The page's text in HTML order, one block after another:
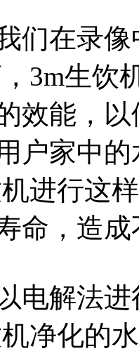
们在录
3m生饮
效能，
户家中
进行这
命，造
电解法
净化的